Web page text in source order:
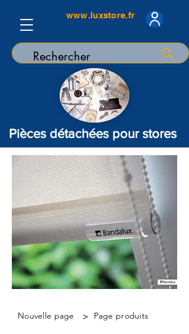
www.luxstore.fr
Pièces détachées pour stores
Nouvelle page > Page produits